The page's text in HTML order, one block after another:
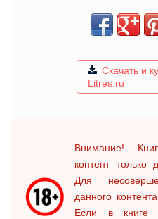
Скачать и
Litres.ru
Внимание!
контент только
Для
данного контента
Если в книге